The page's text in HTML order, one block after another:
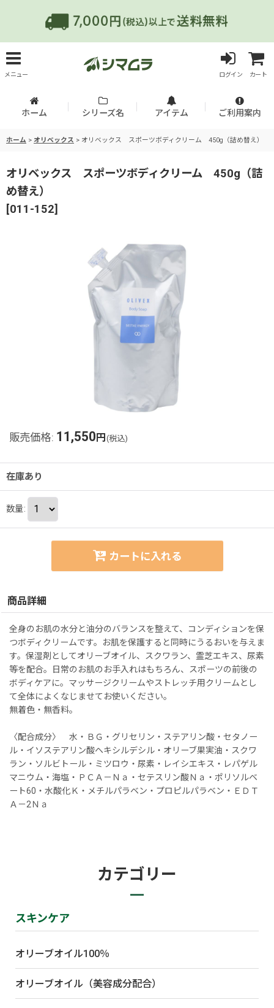
メニュー ログイン カート
ホーム シリーズ名 アイテム ご利用案内
ホーム > オリベックス > オリベックス スポーツボディクリーム 450g（詰め替え）
オリベックス スポーツボディクリーム 450g（詰
め替え）
[011-152]
販売価格: 11,550 円 (税込)
在庫あり
数量:
カートに入れる
商品詳細
全身のお肌の水分と油分のバランスを整えて、コンディションを保
つボディクリームです。お肌を保護すると同時にうるおいを与えま
す。保湿剤としてオリーブオイル、スクワラン、霊芝エキス、尿素
等を配合。日常のお肌のお手入れはもちろん、スポーツの前後の
ボディケアに。マッサージクリームやストレッチ用クリームとし
て全体によくなじませてお使いください。
無着色・無香料。
〈配合成分〉 水・ＢＧ・グリセリン・ステアリン酸・セタノー
ル・イソステアリン酸ヘキシルデシル・オリーブ果実油・スクワ
ラン・ソルビトール・ミツロウ・尿素・レイシエキス・レパゲル
マニウム・海塩・ＰＣＡ－Ｎａ・セテスリン酸Ｎａ・ポリソルベ
ート60・水酸化Ｋ・メチルパラベン・プロピルパラベン・ＥＤＴ
Ａ－2Ｎａ
カテゴリー
スキンケア
オリーブオイル100％
オリーブオイル（美容成分配合）